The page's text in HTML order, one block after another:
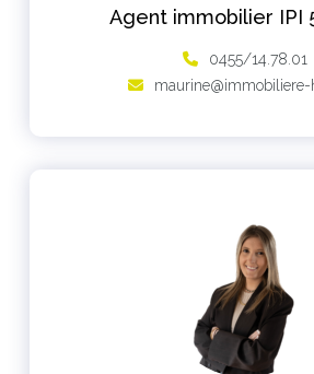
Agent immobilier IPI
0455/14.78.01
maurine@immobiliere-